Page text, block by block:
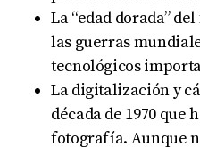
La “edad dorada”
las guerras
tecnológicos
La digitalización y
década de 1970
fotografía. Aunque